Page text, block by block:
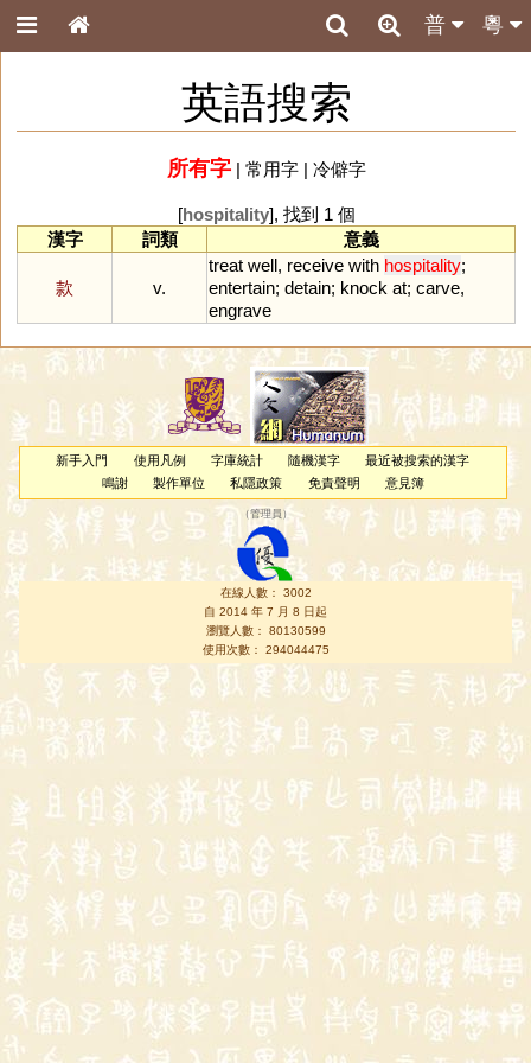
粵
普
英語搜索
所有字| 常用字| 冷僻字
[hospitality], 找到 1 個
漢字
詞類 意義
款 v.
treat well, receive with hospitality;
entertain; detain; knock at; carve,
engrave
新手入門 使用凡例 字庫統計 隨機漢字
最近被搜索的漢字
鳴謝
製作單位 私隱政策 免責聲明 意見簿
（管理員 ）
在線人數： 3002
自 2014 年 7 月 8 日起
瀏覽人數： 80130599
使用次數： 294044475